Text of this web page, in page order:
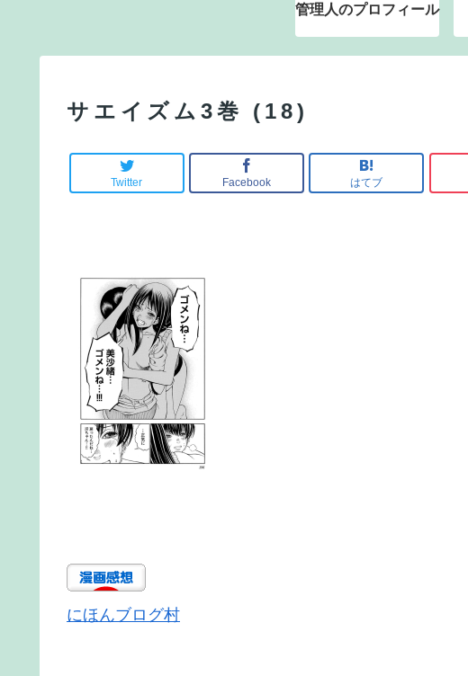
管理人のプロフィール
サエイズム3巻 (18)
Twitter Facebook はてブ
にほんブログ村